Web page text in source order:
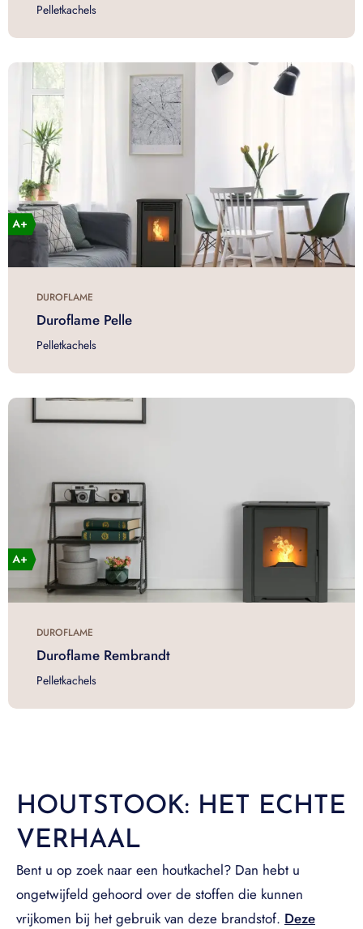
Pelletkachels
DUROFLAME
Duroflame Pelle
Pelletkachels
DUROFLAME
Duroflame Rembrandt
Pelletkachels
HOUTSTOOK: HET ECHTE
VERHAAL
Bent u op zoek naar een houtkachel? Dan hebt u
ongetwijfeld gehoord over de stoffen die kunnen
vrijkomen bij het gebruik van deze brandstof. Deze